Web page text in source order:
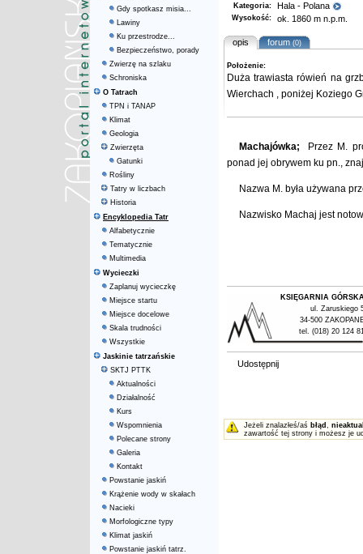
Gdy spotkasz misia...
Lawiny
Ku przestrodze...
Bezpieczeństwo, porady
Zwierzę na szlaku
Schroniska
O Tatrach
TPN i TANAP
Klimat
Geologia
Zwierzęta
Gatunki
Rośliny
Tatry w liczbach
Historia
Encyklopedia Tatr
Alfabetycznie
Tematycznie
Multimedia
Wycieczki
Zaplanuj wycieczkę
Miejsce startu
Miejsce docelowe
Skala trudności
Wszystkie
Jaskinie tatrzańskie
SKTJ PTTK
Aktualności
Działalność
Kurs
Wspomnienia
Polecane strony
Galeria
Kontakt
Powstanie jaskiń
Krążenie wody w skałach
Nacieki
Morfologiczne typy
Klimat jaskiń
Powstanie jaskiń tatrz.
Kategoria: Hala - Polana
Wysokość: ok. 1860 m n.p.m.
opis forum(0)
Położenie:
Duża trawiasta rówień na
Wierchach , poniżej Koziego
Machajówka;
Przez M.
ponad jej obrywem ku pn.,
Nazwa M. była używana
Nazwisko Machaj jest
KSIĘGARNIA
ul. Zaruskiego
34-500
tel. (018) 20 124
Udostępnij
Jeżeli znalazłeś/aś błąd ,
zawartość tej strony i możesz je